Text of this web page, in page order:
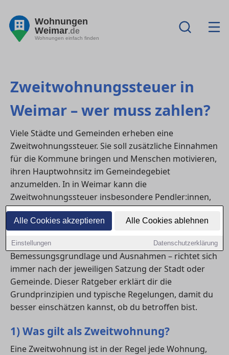
Alle Cookies akzeptieren Alle Cookies ablehnen
Einstellungen Datenschutzerklärung
Wohnungen
Weimar.de
Wohnungen einfach finden
Zweitwohnungssteuer in
Weimar – wer muss zahlen?
Viele Städte und Gemeinden erheben eine
Zweitwohnungssteuer. Sie soll zusätzliche Einnahmen
für die Kommune bringen und Menschen motivieren,
ihren Hauptwohnsitz im Gemeindegebiet
anzumelden. In in Weimar kann die
Zweitwohnungssteuer insbesondere Pendler:innen,
Studierende und Eigentümer:innen von
Ferienwohnungen betreffen.
Wichtig: Die konkrete Ausgestaltung – also Höhe,
Bemessungsgrundlage und Ausnahmen – richtet sich
immer nach der jeweiligen Satzung der Stadt oder
Gemeinde. Dieser Ratgeber erklärt dir die
Grundprinzipien und typische Regelungen, damit du
besser einschätzen kannst, ob du betroffen bist.
1) Was gilt als Zweitwohnung?
Eine Zweitwohnung ist in der Regel jede Wohnung,